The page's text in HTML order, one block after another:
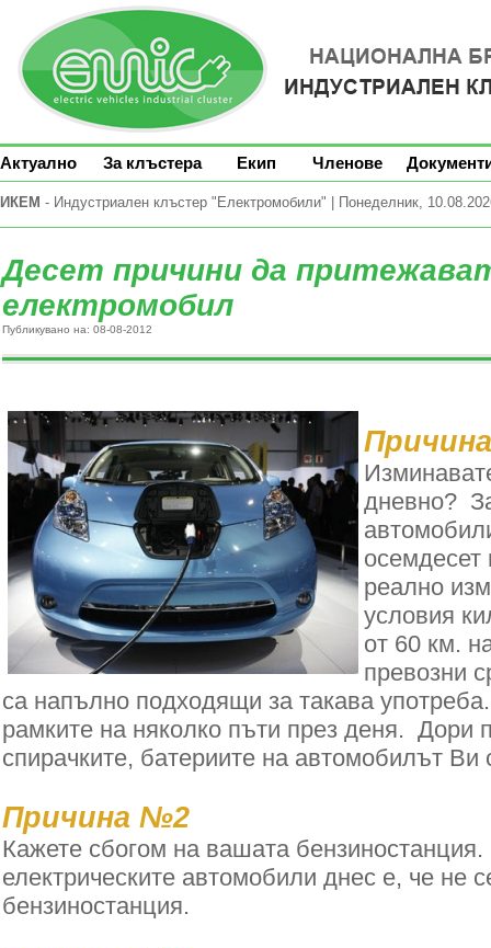
Актуално За клъстера Екип Членове
ИКЕМ - Индустриален клъстер "Електромобили" | Понеделник,
Десет причини да
електромобил
Публикувано на: 08-08-2012
дневно?
осемдесет
реално
условия
от 60 км.
превозни
са напълно подходящи за такава
рамките на няколко пъти през деня. Дори
спирачките, батериите на автомобилът Ви
Причина №2
Кажете сбогом на вашата
електрическите автомобили днес е, че не
бензиностанция.